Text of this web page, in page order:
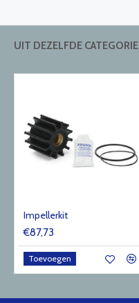
UIT DEZELFDE CATEGORIE
Impellerkit
€87,73
Toevoegen